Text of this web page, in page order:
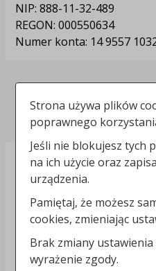
NIP: 888-11-32-489
REGON: 000550634
Numer konta: 14 9557
Polityka prywatności
Strona używa plików
poprawnego
Jeśli nie blokujesz tych
na ich użycie oraz
urządzenia.
Pamiętaj, że możesz
cookies, zmieniając
Brak zmiany
wyrażenie zgody.